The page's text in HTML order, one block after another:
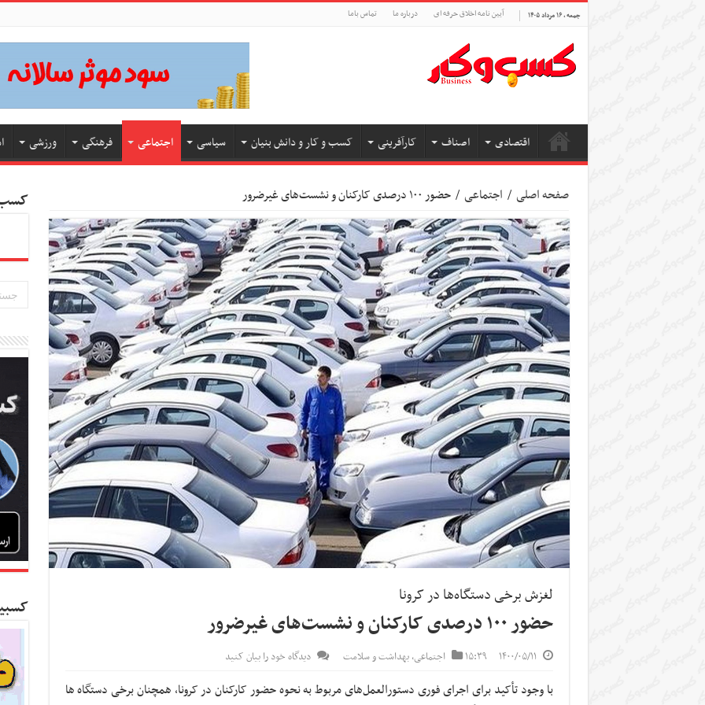
جمعه , ۱۶ مرداد ۱۴۰۵ آیین نامه اخلاق حرفه ای درباره ما تماس باما
اقتصادی اصناف کارآفرینی کسب و کار و دانش بنیان سیاسی اجتماعی فرهنگی ورزشی
صفحه اصلی / اجتماعی / حضور ۱۰۰ درصدی کارکنان و نشست‌های غیرضرور
لغزش برخی دستگاه‌ها در کرونا
حضور ۱۰۰ درصدی کارکنان و نشست‌های غیرضرور
۱۴۰۰/۰۵/۱۱ ۱۵:۳۹ اجتماعی,بهداشت و سلامت دیدگاه خود را بیان کنید
با وجود تأکید برای اجرای فوری دستورالعمل‌های مربوط به نحوه حضور کارکنان در کرونا، همچنان برخی دستگاه ها
کسب